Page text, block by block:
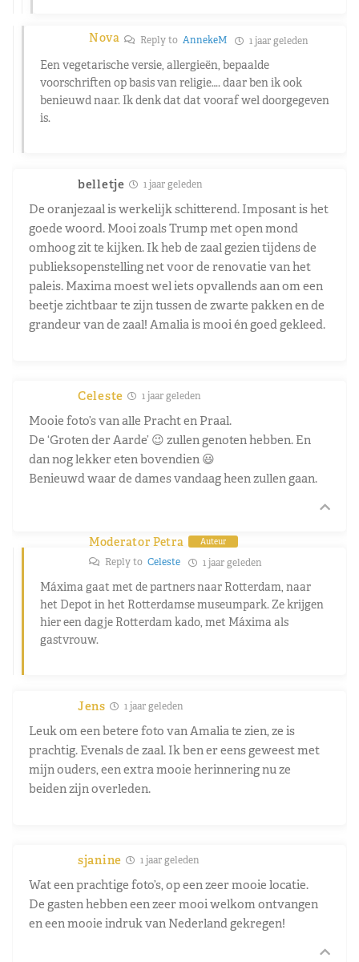
Nova Reply to AnnekeM 1 jaar geleden
Een vegetarische versie, allergieën, bepaalde
voorschriften op basis van religie…. daar ben ik ook
benieuwd naar. Ik denk dat dat vooraf wel doorgegeven
is.
belletje 1 jaar geleden
De oranjezaal is werkelijk schitterend. Imposant is het
goede woord. Mooi zoals Trump met open mond
omhoog zit te kijken. Ik heb de zaal gezien tijdens de
publieksopenstelling net voor de renovatie van het
paleis. Maxima moest wel iets opvallends aan om een
beetje zichtbaar te zijn tussen de zwarte pakken en de
grandeur van de zaal! Amalia is mooi én goed gekleed.
Celeste 1 jaar geleden
Mooie foto’s van alle Pracht en Praal.
De ‘Groten der Aarde’ 😉 zullen genoten hebben. En
dan nog lekker eten bovendien 😃
Benieuwd waar de dames vandaag heen zullen gaan.
Moderator Petra Auteur
Reply to Celeste 1 jaar geleden
Máxima gaat met de partners naar Rotterdam, naar
het Depot in het Rotterdamse museumpark. Ze krijgen
hier een dagje Rotterdam kado, met Máxima als
gastvrouw.
Jens 1 jaar geleden
Leuk om een betere foto van Amalia te zien, ze is
prachtig. Evenals de zaal. Ik ben er eens geweest met
mijn ouders, een extra mooie herinnering nu ze
beiden zijn overleden.
sjanine 1 jaar geleden
Wat een prachtige foto’s, op een zeer mooie locatie.
De gasten hebben een zeer mooi welkom ontvangen
en een mooie indruk van Nederland gekregen!